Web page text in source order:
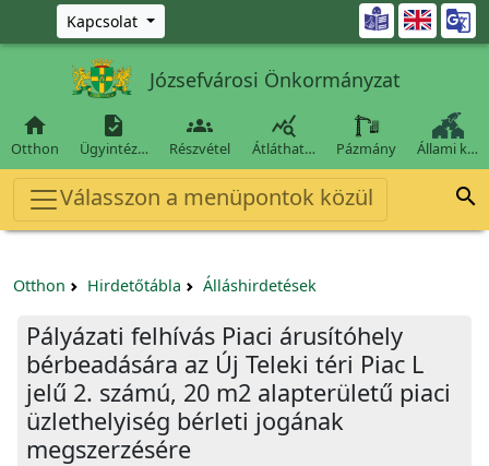
Ugrás a fő tartalomra
Kapcsolat 
Józsefvárosi Önkormányzat

Otthon

Ügyintéz…

Részvétel

Átláthat… Pázmány Állami k…
Válasszon a menüpontok közül 
Otthon Hirdetőtábla Álláshirdetések
Pályázati felhívás Piaci árusítóhely
bérbeadására az Új Teleki téri Piac L
jelű 2. számú, 20 m2 alapterületű piaci
üzlethelyiség bérleti jogának
megszerzésére